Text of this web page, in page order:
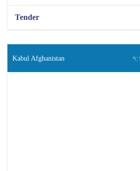
Tender
Kabul Afghanistan